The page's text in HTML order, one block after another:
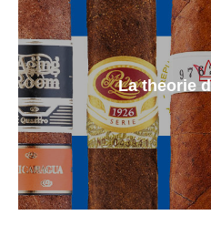
La theorie